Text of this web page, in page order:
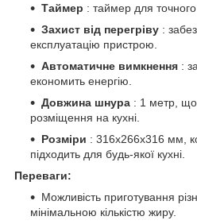
Таймер : таймер для
Захист від перегріву :
експлуатацію пристрою.
Автоматичне вимкнення :
економить енергію.
Довжина шнура : 1 метр, що
розміщення на кухні.
Розміри : 316х266х316 мм,
підходить для будь-якої кухні.
Переваги:
Можливість приготування
мінімальною кількістю жиру.